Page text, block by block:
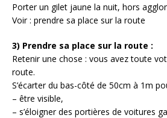
Porter un gilet jaune la nuit, hors
Voir : prendre sa place sur la route
3) Prendre sa place sur la route :
Retenir une chose : vous avez toute
route.
S’écarter du bas-côté de 50cm à 1m
– être visible,
– s’éloigner des portières de voitures